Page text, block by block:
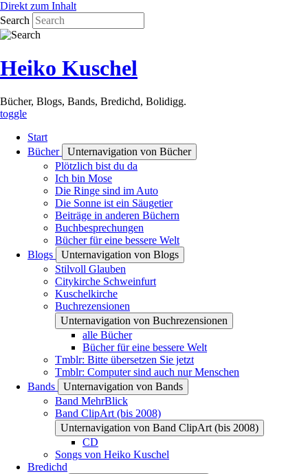
Direkt zum Inhalt
Search
Heiko Kuschel
Bücher, Blogs, Bands, Bredichd, Bolidigg.
toggle
Start
Bücher
Unternavigation von Bücher
Plötzlich bist du da
Ich bin Mose
Die Ringe sind im Auto
Die Sonne ist ein Säugetier
Beiträge in anderen Büchern
Buchbesprechungen
Bücher für eine bessere Welt
Blogs
Unternavigation von Blogs
Stilvoll Glauben
Citykirche Schweinfurt
Kuschelkirche
Buchrezensionen
Unternavigation von Buchrezensionen
alle Bücher
Bücher für eine bessere Welt
Tmblr: Bitte übersetzen Sie jetzt
Tmblr: Computer sind auch nur Menschen
Bands
Unternavigation von Bands
Band MehrBlick
Band ClipArt (bis 2008)
Unternavigation von Band ClipArt (bis 2008)
CD
Songs von Heiko Kuschel
Bredichd